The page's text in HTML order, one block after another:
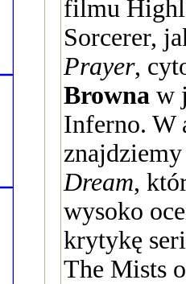
filmu
Sorcerer,
Prayer,
Browna w
Inferno. W
Dream,
wysoko
krytykę
The Mists